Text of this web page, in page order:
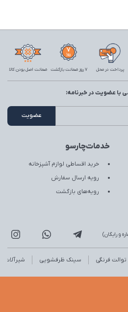
پرداخت در محل 7 روز ضمانت بازگشت ضمانت اصل بودن کالا
خدمات‌چارسو
خرید اقساطی لوازم آشپزخانه
رویه ارسال سفارش
رویه‌های بازگشت
با عضویت در خبرنامه:
توالت فرنگی سینک ظرفشویی شیرآلات